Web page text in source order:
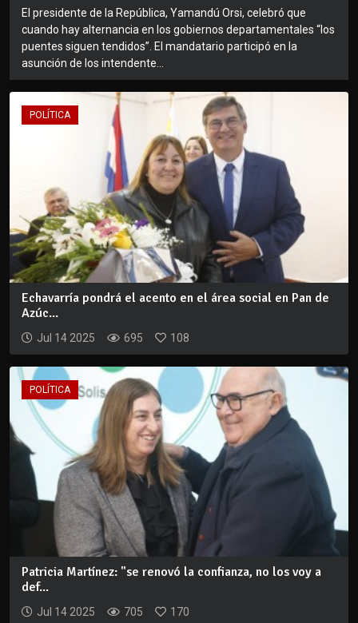
El presidente de la República, Yamandú Orsi, celebró que
cuando hay alternancia en los gobiernos departamentales “los
puentes siguen tendidos”. El mandatario participó en la
asunción de los intendente...
POLÍTICA
Echavarría pondrá el acento en el área social en Pan de
Azúc...
Jul 14 2025 695 108
POLÍTICA
Patricia Martínez: "se renovó la confianza, no los voy a
def...
Jul 14 2025 705 170